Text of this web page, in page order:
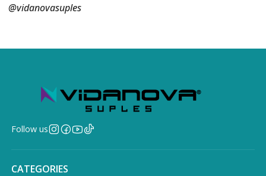
@vidanovasuples
Follow us
CATEGORIES